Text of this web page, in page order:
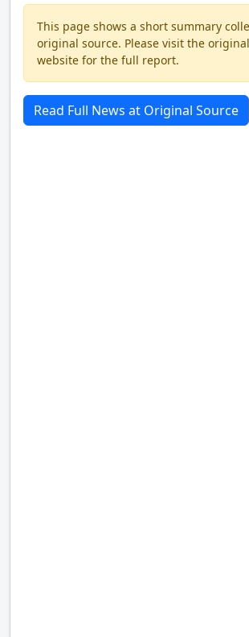
This page shows a short summary
original source. Please visit the
website for the full report.
Read Full News at Original Source